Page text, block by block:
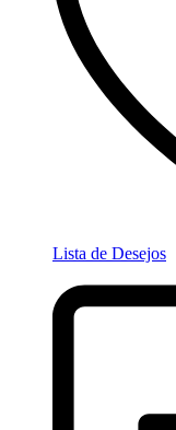
Lista de Desejos